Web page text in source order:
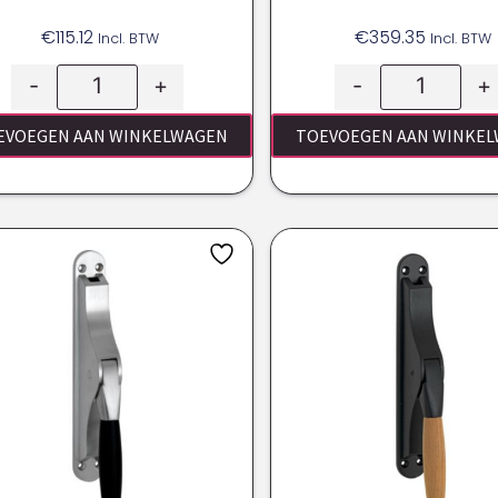
€115.12 Incl. BTW
- +
AAN WINKELWAGEN
€359.35 Incl. BTW
- +
TOEVOEGEN AAN